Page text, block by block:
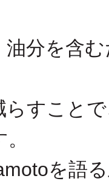
分を含
らすこと
を語